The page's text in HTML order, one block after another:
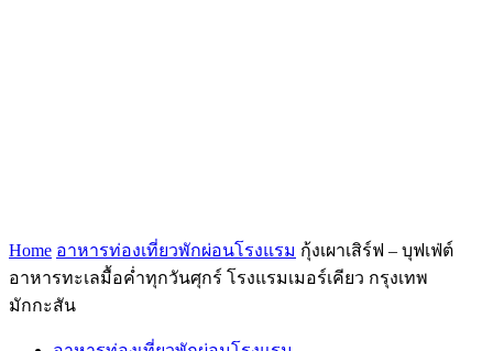
Home อาหารท่องเที่ยวพักผ่อนโรงแรม กุ้งเผาเสิร์ฟ – บุฟเฟ่ต์
อาหารทะเลมื้อค่ำทุกวันศุกร์ โรงแรมเมอร์เคียว กรุงเทพ
มักกะสัน